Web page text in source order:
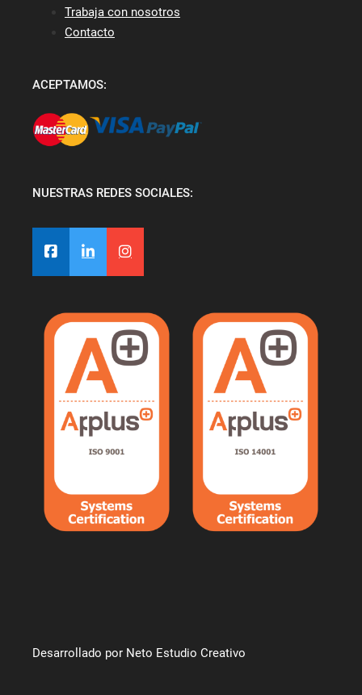
Trabaja con nosotros
Contacto
ACEPTAMOS:
NUESTRAS REDES SOCIALES:
Desarrollado por Neto Estudio Creativo